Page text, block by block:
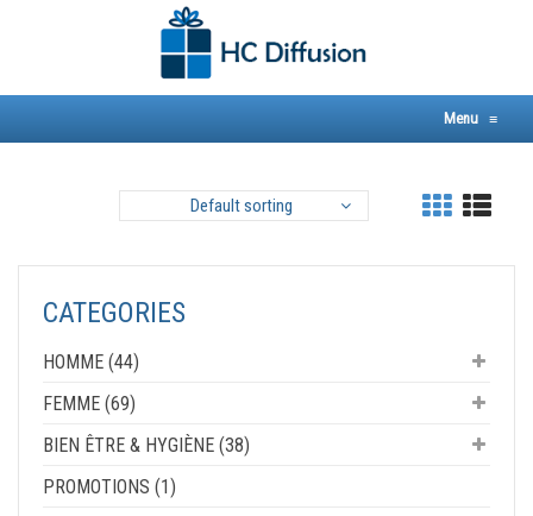
Menu ≡
CATEGORIES
HOMME (44)
FEMME (69)
BIEN ÊTRE & HYGIÈNE (38)
PROMOTIONS (1)
Default sorting